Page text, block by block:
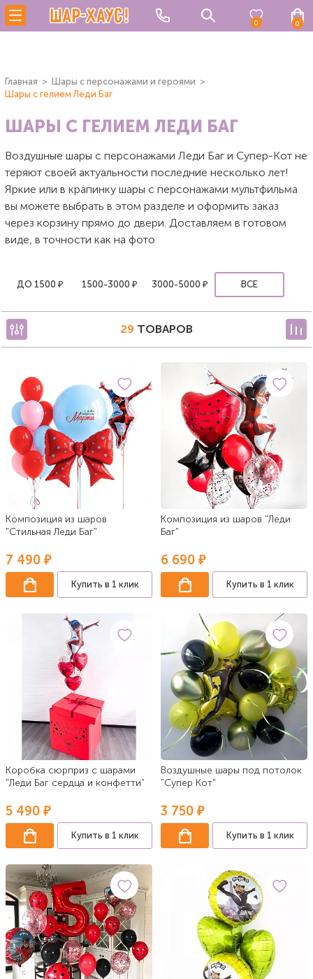
0 0
Главная
Шары с персонажами и героями
Шары с гелием Леди Баг
ШАРЫ С ГЕЛИЕМ ЛЕДИ БАГ
Воздушные шары с персонажами Леди Баг и Супер-Кот не
теряют своей актуальности последние несколько лет!
Яркие или в крапинку шары с персонажами мультфильма
вы можете выбрать в этом разделе и оформить заказ
через корзину прямо до двери. Доставляем в готовом
виде, в точности как на фото
ДО 1500 ₽ 1500-3000 ₽ 3000-5000 ₽ ВСЕ
29 ТОВАРОВ
Композиция из шаров
"Стильная Леди Баг"
7 490 ₽
Купить в 1 клик
Композиция из шаров "Леди
Баг"
6 690 ₽
Купить в 1 клик
Коробка сюрприз с шарами
"Леди Баг сердца и конфетти"
5 490 ₽
Купить в 1 клик
Воздушные шары под потолок
"Супер Кот"
3 750 ₽
Купить в 1 клик